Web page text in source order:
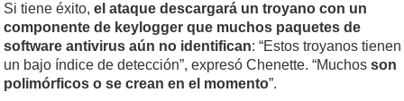
Si tiene éxito, el ataque descargará un troyano con un
componente de keylogger que muchos paquetes de
software antivirus aún no identifican: “Estos troyanos tienen
un bajo índice de detección”, expresó Chenette. “Muchos son
polimórficos o se crean en el momento”.